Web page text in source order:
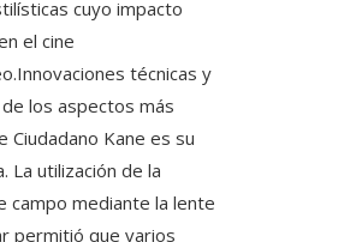
cuyo impacto
el cine
técnicas y
los aspectos más
Ciudadano Kane es su
La utilización de la
campo mediante la lente
permitió que varios